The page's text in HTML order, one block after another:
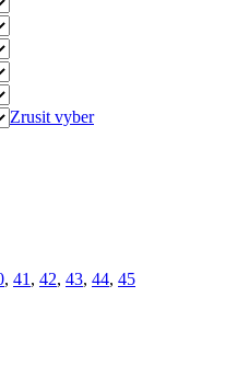
Zrusit vyber
, 41 , 42, 43, 44, 45